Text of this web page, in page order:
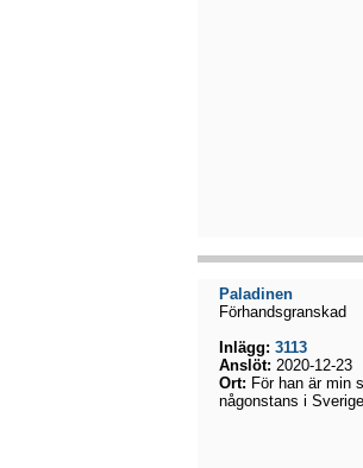
Paladinen
Förhandsgranskad
Inlägg: 3113
Anslöt: 2020-12-23
Ort: För han är min
någonstans i Sverige